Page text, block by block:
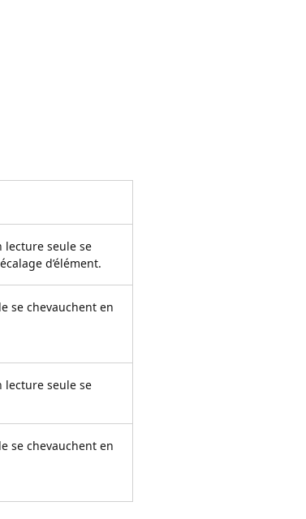
lecture seule se
d’élément.
se chevauchent en
lecture seule se
se chevauchent en